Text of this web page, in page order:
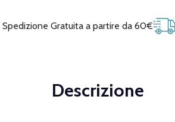
Spedizione Gratuita a partire da 60€
Descrizione